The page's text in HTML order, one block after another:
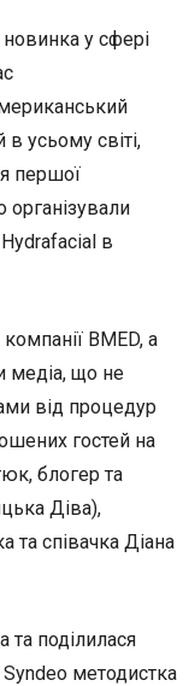
у сфері
усьому світі,
першої
організували
в
BMED, а
медіа, що не
від процедур
гостей на
блогер та
Діва),
та співачка Діана
та поділилася
методистка